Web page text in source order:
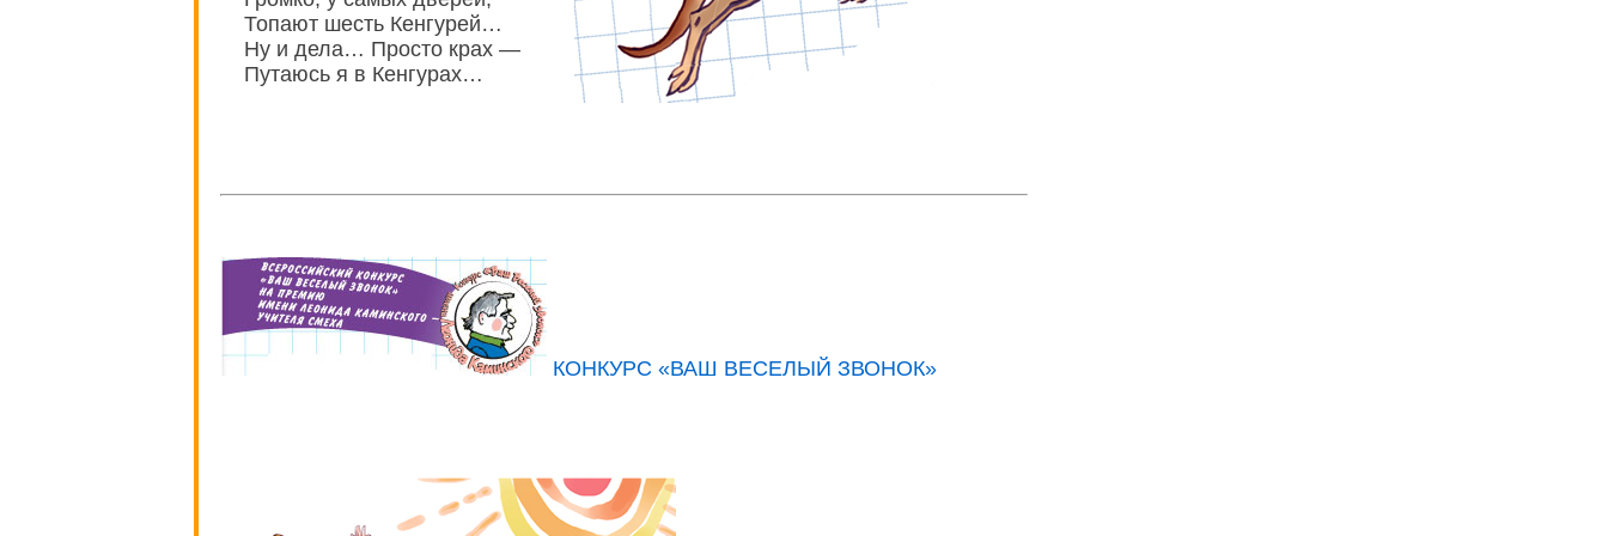
Топают шесть Кенгурей…
Ну и дела… Просто крах —
Путаюсь я в Кенгурах…
КОНКУРС «ВАШ ВЕСЕЛЫЙ ЗВОНОК»